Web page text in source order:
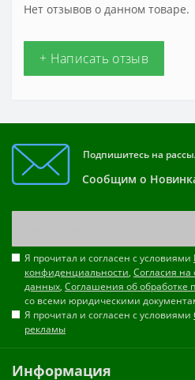
Нет отзывов о данном товаре.
+ Написать отзыв
Подпишитесь на
Сообщим о
Я прочитал и согласен с условиями
конфиденциальности, Согласия на
данных, Соглашения об обработке
со всеми юридическими
Я прочитал и согласен с условиями
рекламы
Информация